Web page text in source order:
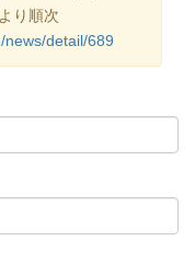
り順次
news/detail/689